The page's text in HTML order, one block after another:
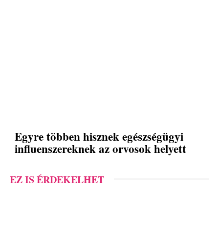
Egyre többen hisznek egészségügyi
influenszereknek az orvosok helyett
EZ IS ÉRDEKELHET